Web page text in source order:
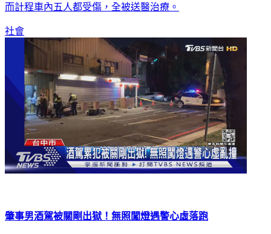
而計程車內五人都受傷，全被送醫治療。
社會
肇事男酒駕被關剛出獄！無照闖燈遇警心虛落跑